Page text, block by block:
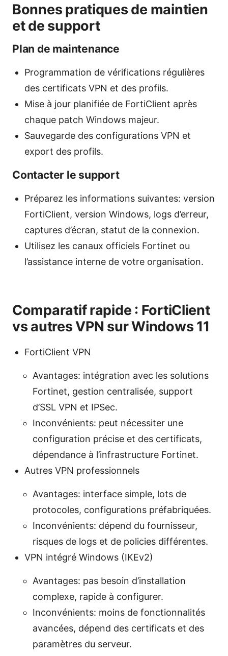
Bonnes pratiques de maintien
et de support
Plan de maintenance
Programmation de vérifications régulières
des certificats VPN et des profils.
Mise à jour planifiée de FortiClient après
chaque patch Windows majeur.
Sauvegarde des configurations VPN et
export des profils.
Contacter le support
Préparez les informations suivantes: version
FortiClient, version Windows, logs d’erreur,
captures d’écran, statut de la connexion.
Utilisez les canaux officiels Fortinet ou
l’assistance interne de votre organisation.
Comparatif rapide : FortiClient
vs autres VPN sur Windows 11
FortiClient VPN
Avantages: intégration avec les solutions
Fortinet, gestion centralisée, support
d’SSL VPN et IPSec.
Inconvénients: peut nécessiter une
configuration précise et des certificats,
dépendance à l’infrastructure Fortinet.
Autres VPN professionnels
Avantages: interface simple, lots de
protocoles, configurations préfabriquées.
Inconvénients: dépend du fournisseur,
risques de logs et de policies différentes.
VPN intégré Windows (IKEv2)
Avantages: pas besoin d’installation
complexe, rapide à configurer.
Inconvénients: moins de fonctionnalités
avancées, dépend des certificats et des
paramètres du serveur.